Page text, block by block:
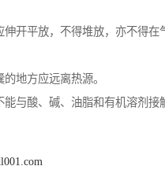
伸开平放，不得堆放，亦不得在
的地方应远离热源。
能与酸、碱、油脂和有机溶剂接